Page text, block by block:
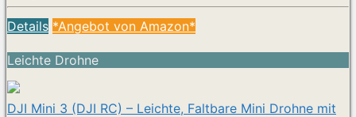
Details *Angebot von Amazon*
Leichte Drohne
DJI Mini 3 (DJI RC) – Leichte, Faltbare Mini Drohne mit